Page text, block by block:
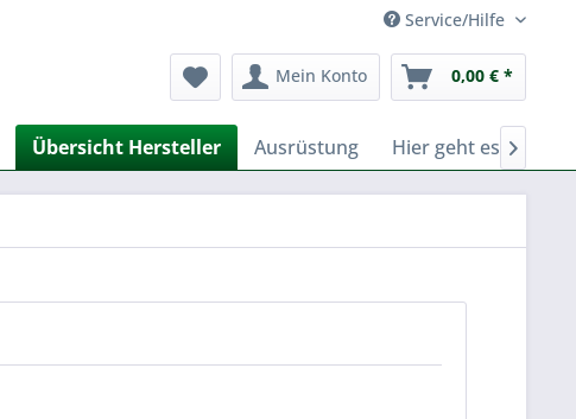
Service/Hilfe
Mein Konto 0,00 € *
Übersicht Hersteller Ausrüstung Hier geht es zu
